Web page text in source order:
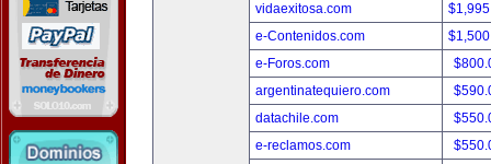
vidaexitosa.com
e-Contenidos.com
e-Foros.com
argentinatequiero.com
datachile.com
e-reclamos.com